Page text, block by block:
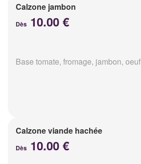
Calzone jambon
Dès 10.00 €
Base tomate, fromage, jambon, oeuf
Calzone viande hachée
Dès 10.00 €